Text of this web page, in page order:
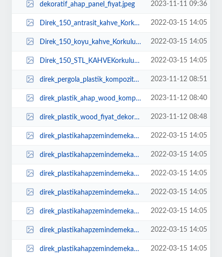
dekoratif_ahap_panel_fiyat.jpeg 2023-11-11 09:36
Direk_150_antrasit_kahve_Korkuluk_baba_direk_dekoratif_boru_dekor_profil_aa_g... 2022-03-15 14:05
Direk_150_koyu_kahve_Korkuluk_baba_direk_dekoratif_boru_dekor_profil_aa_grnml... 2022-03-15 14:05
Direk_150_STL_KAHVEKorkuluk_baba_direk_dekoratif_boru_dekor_profil_aa_grnml_i... 2022-03-15 14:05
direk_pergola_plastik_kompozit_ahap_fiyat.jpg 2023-11-12 08:51
direk_plastik_ahap_wood_kompozit.jpg 2023-11-12 08:40
direk_plastik_wood_fiyat_dekoratif_ahap_wood_kompozit.jpg 2023-11-12 08:48
direk_plastikahapzemindemekaplamawoodpvcepoksiwpcdeckingfloorbahefiyatlarpark... 2022-03-15 14:05
direk_plastikahapzemindemekaplamawoodpvcepoksiwpcdeckingfloorbahefiyatlarpark... 2022-03-15 14:05
direk_plastikahapzemindemekaplamawoodpvcepoksiwpcdeckingfloorbahefiyatlarpark... 2022-03-15 14:05
direk_plastikahapzemindemekaplamawoodpvcepoksiwpcdeckingfloorbahefiyatlarpark... 2022-03-15 14:05
direk_plastikahapzemindemekaplamawoodpvcepoksiwpcdeckingfloorbahefiyatlarpark... 2022-03-15 14:05
direk_plastikahapzemindemekaplamawoodpvcepoksiwpcdeckingfloorbahefiyatlarpark... 2022-03-15 14:05
direk_plastikahapzemindemekaplamawoodpvcepoksiwpcdeckingfloorbahefiyatlarpark... 2022-03-15 14:05